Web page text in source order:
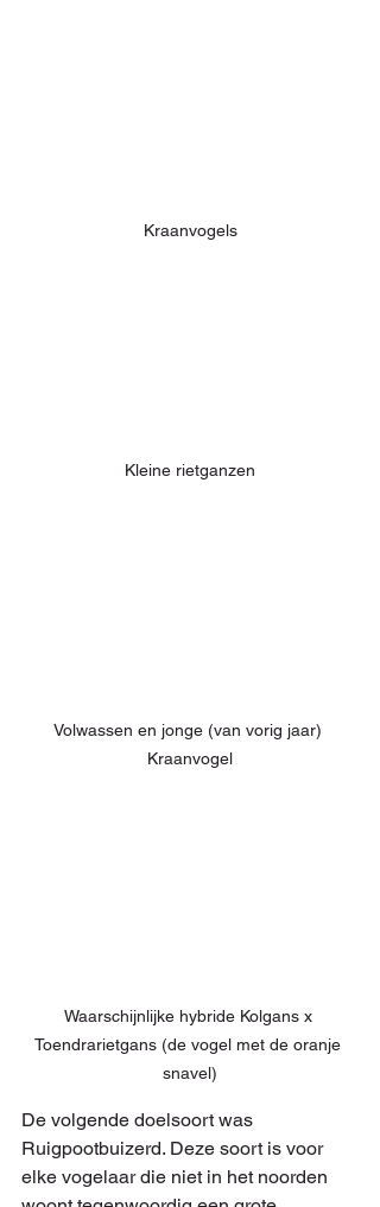
Kraanvogels
Kleine rietganzen
Volwassen en jonge (van vorig jaar)
Kraanvogel
Waarschijnlijke hybride Kolgans x
Toendrarietgans (de vogel met de oranje
snavel)
De volgende doelsoort was
Ruigpootbuizerd. Deze soort is voor
elke vogelaar die niet in het noorden